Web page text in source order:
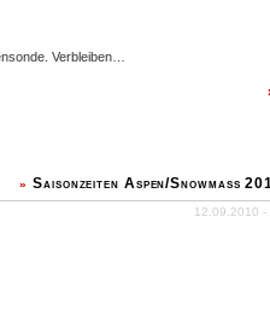
Verbleiben…
»Saisonzeiten Aspen/Snowmass
12.09.2010 -